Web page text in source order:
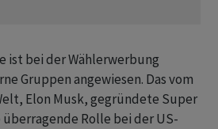
ist bei der Wählerwerbung
Gruppen angewiesen. Das vom
Elon Musk, gegründete Super
Rolle bei der US-